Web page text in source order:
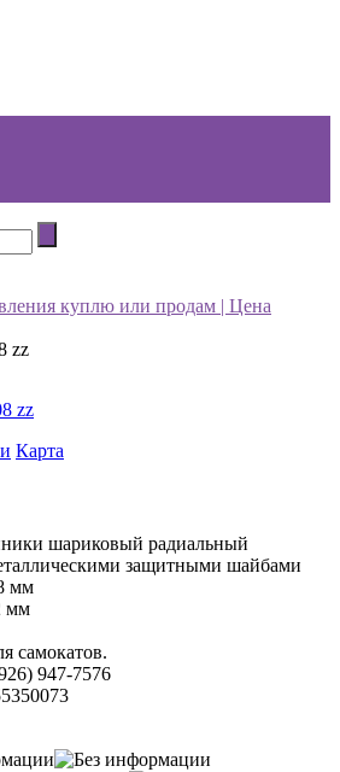
куплю или продам | Цена
zz
Карта
шариковый радиальный
защитными шайбами
мм
мм
самокатов.
947-7576